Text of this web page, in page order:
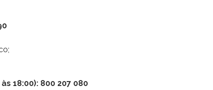
18:00): 800 207 080